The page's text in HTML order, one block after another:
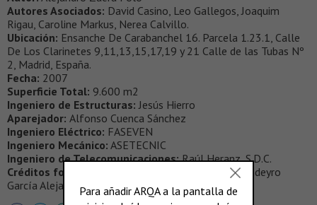
Autores Asociados: David Casino, Leo Gallegos, Joaquim
Rigau, Caroline Markus, Nerea Calvillo.
Ubicación: Ensanche De Carabanchel 16. Parcela 1.23.1, Calle
De Los Clarinetes 9,11,13,15,17,19 y 21 Calle de las Tubas Nº
2, Madrid, España.
Fecha: 2007
Superficie Total: 9.600 m2
Ingeniero de Estructuras: Jesús Hierro
Aparejador: Alfonso Cuenca Sánchez
Ingeniero Eléctrico: FASEVEN
Ingeniero Mecánico: ASETECNIC
Ingeniero de Telecomunicaciones:Raúl Heranz, S.D.C.
Créditos fotográficos:
Sérgio Padura / Francisco Andeyro
García Alejandro García González